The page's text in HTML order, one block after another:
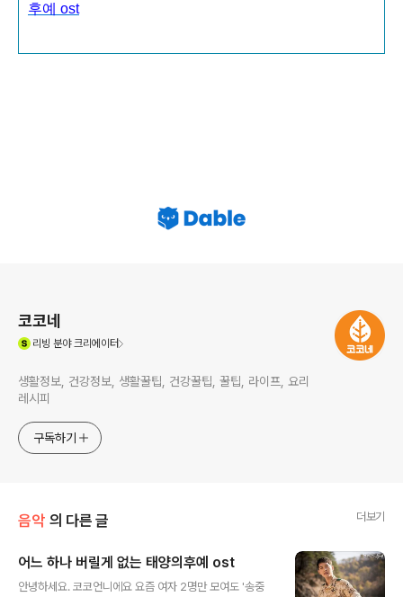
후예 ost
코코네
리빙 분야 크리에이터
생활정보, 건강정보, 생활꿀팁, 건강꿀팁, 꿀팁, 라이프, 요리
레시피
구독하기
음악 의 다른 글 더보기
어느 하나 버릴게 없는 태양의후예 ost
안녕하세요. 코코언니에요 요즘 여자 2명만 모여도 '송중